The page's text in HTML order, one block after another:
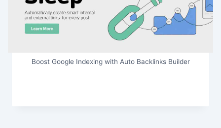
Boost Google Indexing with Auto Backlinks Builder